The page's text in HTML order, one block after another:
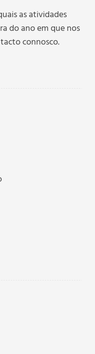
as atividades
do ano em que nos
connosco.